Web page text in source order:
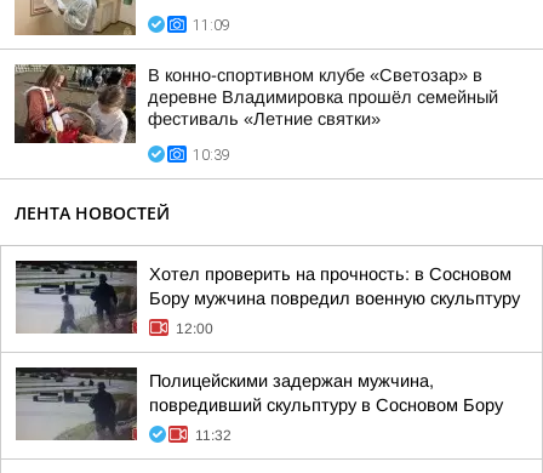
11:09
В конно-спортивном клубе «Светозар» в
деревне Владимировка прошёл семейный
фестиваль «Летние святки»
10:39
ЛЕНТА НОВОСТЕЙ
Хотел проверить на прочность: в Сосновом
Бору мужчина повредил военную скульптуру
12:00
Полицейскими задержан мужчина,
повредивший скульптуру в Сосновом Бору
11:32